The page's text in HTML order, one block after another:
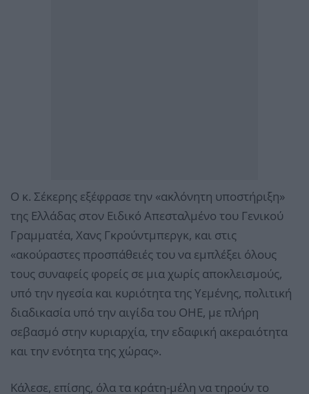
Ο κ. Σέκερης εξέφρασε την «ακλόνητη υποστήριξη»
της Ελλάδας στον Ειδικό Απεσταλμένο του Γενικού
Γραμματέα, Χανς Γκρούντμπεργκ, και στις
«ακούραστες προσπάθειές του να εμπλέξει όλους
τους συναφείς φορείς σε μια χωρίς αποκλεισμούς,
υπό την ηγεσία και κυριότητα της Υεμένης, πολιτική
διαδικασία υπό την αιγίδα του ΟΗΕ, με πλήρη
σεβασμό στην κυριαρχία, την εδαφική ακεραιότητα
και την ενότητα της χώρας».
Κάλεσε, επίσης, όλα τα κράτη-μέλη να τηρούν το